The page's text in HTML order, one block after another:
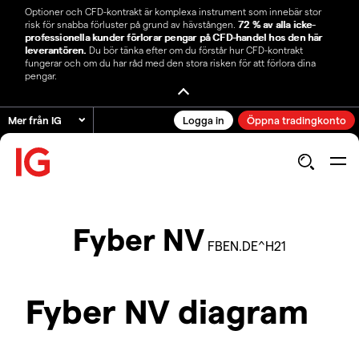
Optioner och CFD-kontrakt är komplexa instrument som innebär stor
risk för snabba förluster på grund av hävstången. 72 % av alla icke-
professionella kunder förlorar pengar på CFD-handel hos den här
leverantören. Du bör tänka efter om du förstår hur CFD-kontrakt
fungerar och om du har råd med den stora risken för att förlora dina
pengar.
Mer från IG Logga in Öppna tradingkonto
Fyber NV FBEN.DE^H21
Fyber NV diagram